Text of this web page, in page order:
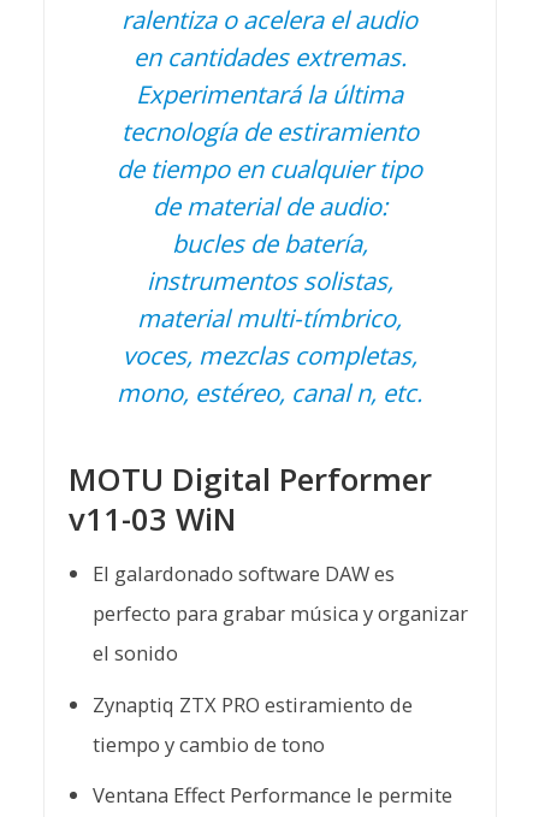
ralentiza o acelera el audio
en cantidades extremas.
Experimentará la última
tecnología de estiramiento
de tiempo en cualquier tipo
de material de audio:
bucles de batería,
instrumentos solistas,
material multi-tímbrico,
voces, mezclas completas,
mono, estéreo, canal n, etc.
MOTU Digital Performer
v11-03 WiN
El galardonado software DAW es
perfecto para grabar música y organizar
el sonido
Zynaptiq ZTX PRO estiramiento de
tiempo y cambio de tono
Ventana Effect Performance le permite